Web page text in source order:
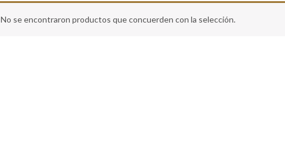
No se encontraron productos que concuerden con la selección.